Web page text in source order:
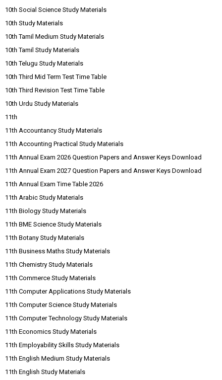
10th Social Science Study Materials
10th Study Materials
10th Tamil Medium Study Materials
10th Tamil Study Materials
10th Telugu Study Materials
10th Third Mid Term Test Time Table
10th Third Revision Test Time Table
10th Urdu Study Materials
11th
11th Accountancy Study Materials
11th Accounting Practical Study Materials
11th Annual Exam 2026 Question Papers and Answer Keys Download
11th Annual Exam 2027 Question Papers and Answer Keys Download
11th Annual Exam Time Table 2026
11th Arabic Study Materials
11th Biology Study Materials
11th BME Science Study Materials
11th Botany Study Materials
11th Business Maths Study Materials
11th Chemistry Study Materials
11th Commerce Study Materials
11th Computer Applications Study Materials
11th Computer Science Study Materials
11th Computer Technology Study Materials
11th Economics Study Materials
11th Employability Skills Study Materials
11th English Medium Study Materials
11th English Study Materials